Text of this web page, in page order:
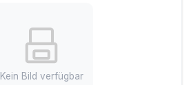
Kein Bild verfügbar